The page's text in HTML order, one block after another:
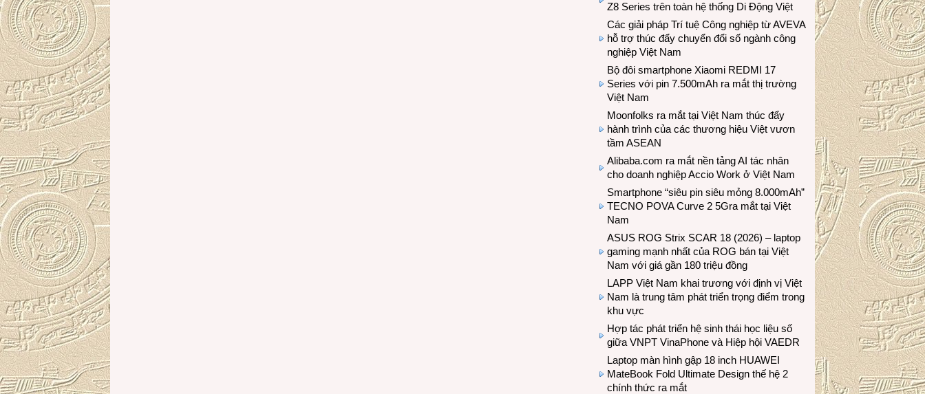
Z8 Series trên toàn hệ thống Di Động Việt
Các giải pháp Trí tuệ Công nghiệp từ AVEVA
hỗ trợ thúc đẩy chuyển đổi số ngành công
nghiệp Việt Nam
Bộ đôi smartphone Xiaomi REDMI 17
Series với pin 7.500mAh ra mắt thị trường
Việt Nam
Moonfolks ra mắt tại Việt Nam thúc đẩy
hành trình của các thương hiệu Việt vươn
tầm ASEAN
Alibaba.com ra mắt nền tảng AI tác nhân
cho doanh nghiệp Accio Work ở Việt Nam
Smartphone “siêu pin siêu mỏng 8.000mAh”
TECNO POVA Curve 2 5Gra mắt tại Việt
Nam
ASUS ROG Strix SCAR 18 (2026) – laptop
gaming mạnh nhất của ROG bán tại Việt
Nam với giá gần 180 triệu đồng
LAPP Việt Nam khai trương với định vị Việt
Nam là trung tâm phát triển trọng điểm trong
khu vực
Hợp tác phát triển hệ sinh thái học liệu số
giữa VNPT VinaPhone và Hiệp hội VAEDR
Laptop màn hình gập 18 inch HUAWEI
MateBook Fold Ultimate Design thế hệ 2
chính thức ra mắt